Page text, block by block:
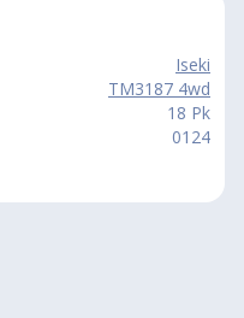
Iseki
TM3187 4wd
18 Pk
0124